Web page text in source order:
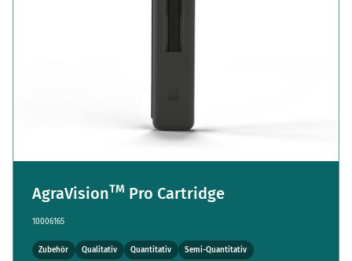
AgraVisionTM Pro Cartridge
10006165
Zubehör Qualitativ Quantitativ Semi-Quantitativ